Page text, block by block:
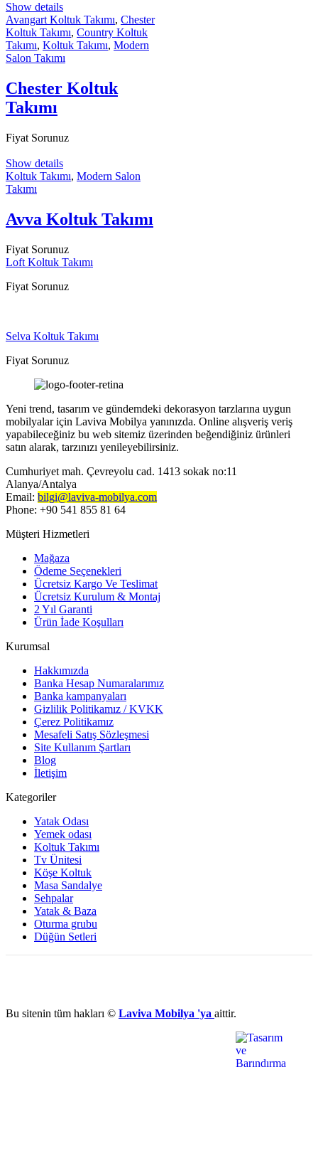
Show details
Avangart Koltuk Takımı, Chester
Koltuk Takımı, Country Koltuk
Takımı, Koltuk Takımı, Modern
Salon Takımı
Chester Koltuk
Takımı
Fiyat Sorunuz
Show details
Koltuk Takımı, Modern Salon
Takımı
Avva Koltuk Takımı
Fiyat Sorunuz
Loft Koltuk Takımı
Fiyat Sorunuz
Selva Koltuk Takımı
Fiyat Sorunuz
Yeni trend, tasarım ve gündemdeki dekorasyon tarzlarına uygun
mobilyalar için Laviva Mobilya yanınızda. Online alışveriş veriş
yapabileceğiniz bu web sitemiz üzerinden beğendiğiniz ürünleri
satın alarak, tarzınızı yenileyebilirsiniz.
Cumhuriyet mah. Çevreyolu cad. 1413 sokak no:11
Alanya/Antalya
Email: bilgi@laviva-mobilya.com
Phone: +90 541 855 81 64
Müşteri Hizmetleri
Mağaza
Ödeme Seçenekleri
Ücretsiz Kargo Ve Teslimat
Ücretsiz Kurulum & Montaj
2 Yıl Garanti
Ürün İade Koşulları
Kurumsal
Hakkımızda
Banka Hesap Numaralarımız
Banka kampanyaları
Gizlilik Politikamız / KVKK
Çerez Politikamız
Mesafeli Satış Sözleşmesi
Site Kullanım Şartları
Blog
İletişim
Kategoriler
Yatak Odası
Yemek odası
Koltuk Takımı
Tv Ünitesi
Köşe Koltuk
Masa Sandalye
Sehpalar
Yatak & Baza
Oturma grubu
Düğün Setleri
Bu sitenin tüm hakları © Laviva Mobilya 'ya aittir.